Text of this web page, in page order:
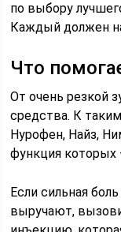
по выбору
Каждый должен
Что
От очень резкой
средства. К
Нурофен, Найз,
функция которых
Если сильная
выручают,